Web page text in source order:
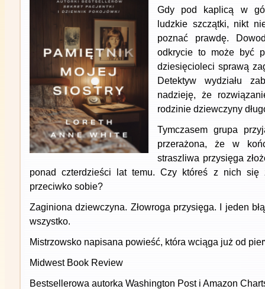
Gdy pod kaplicą w
ludzkie szczątki, nikt
poznać prawdę.
odkrycie to może być
dziesięcioleci sprawą
Detektyw wydziału
nadzieję, że
rodzinie dziewczyny
Tymczasem grupa
przerażona, że w
straszliwa przysięga
ponad czterdzieści lat temu. Czy któreś z nich się
przeciwko sobie?
Zaginiona dziewczyna. Złowroga przysięga. I jeden
wszystko.
Mistrzowsko napisana powieść, która wciąga już od
Midwest Book Review
Bestsellerowa autorka Washington Post i Amazon